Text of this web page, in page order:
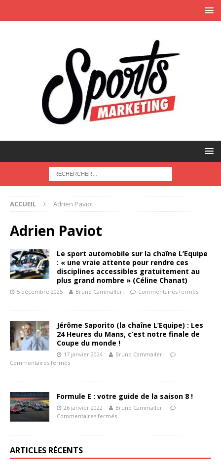
ACCUEIL Adrien Paviot
Adrien Paviot
Le sport automobile sur la chaîne L’Equipe
: « une vraie attente pour rendre ces
disciplines accessibles gratuitement au
plus grand nombre » (Céline Chanat)
5 décembre 2025 Bruno Cammalleri Commentaires fermés
Jérôme Saporito (la chaîne L’Equipe) : Les
24 Heures du Mans, c’est notre finale de
Coupe du monde !
17 janvier 2024
Bruno Cammalleri
Commentaires fermés
Formule E : votre guide de la saison 8 !
26 janvier 2022
Bruno Cammalleri
Commentaires fermés
ARTICLES RÉCENTS